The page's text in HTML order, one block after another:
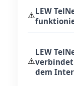
⚠️LEW
⚠️
LEW
dem